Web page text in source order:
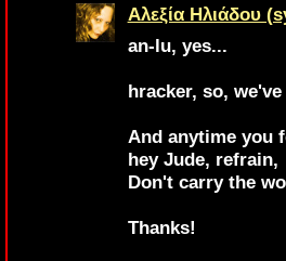
Αλεξία Ηλιάδου
an-lu, yes...
hracker, so,
And anytime you
hey Jude, refrain,
Don't carry the
Thanks!